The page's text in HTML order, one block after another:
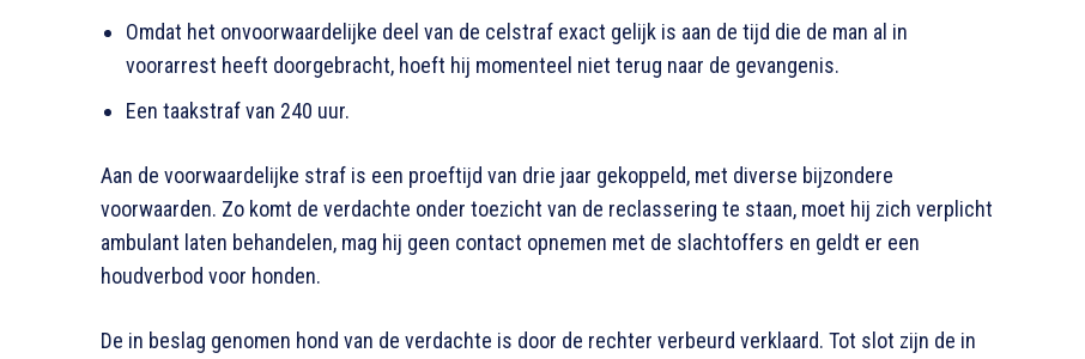
Omdat het onvoorwaardelijke deel van de celstraf exact gelijk is aan de tijd die de man al in
voorarrest heeft doorgebracht, hoeft hij momenteel niet terug naar de gevangenis.
Een taakstraf van 240 uur.
Aan de voorwaardelijke straf is een proeftijd van drie jaar gekoppeld, met diverse bijzondere
voorwaarden. Zo komt de verdachte onder toezicht van de reclassering te staan, moet hij zich verplicht
ambulant laten behandelen, mag hij geen contact opnemen met de slachtoffers en geldt er een
houdverbod voor honden.
De in beslag genomen hond van de verdachte is door de rechter verbeurd verklaard. Tot slot zijn de in